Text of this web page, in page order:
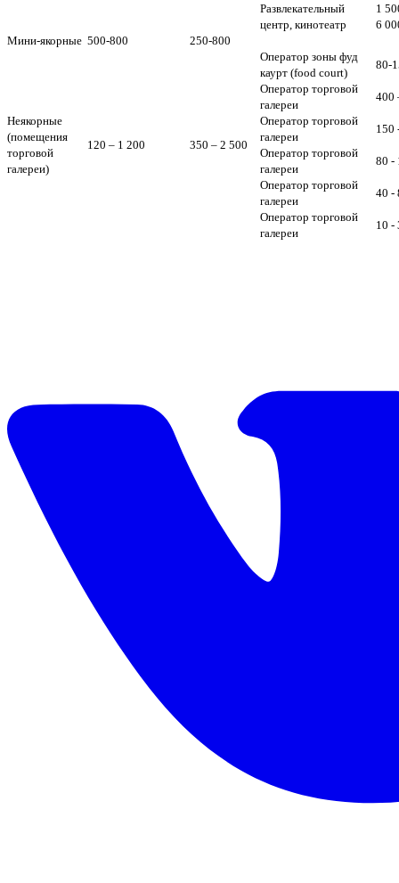
Развлекательный
центр, кинотеатр
1
6
Мини-якорные 500-800 250-800
Неякорные
(помещения
торговой
галереи)
120 – 1 200 350 – 2 500
Оператор зоны фуд
каурт (food court)
80-
Оператор торговой
галереи
400
Оператор торговой
галереи
150
Оператор торговой
галереи
80 -
Оператор торговой
галереи
40 -
Оператор торговой
галереи
10 -